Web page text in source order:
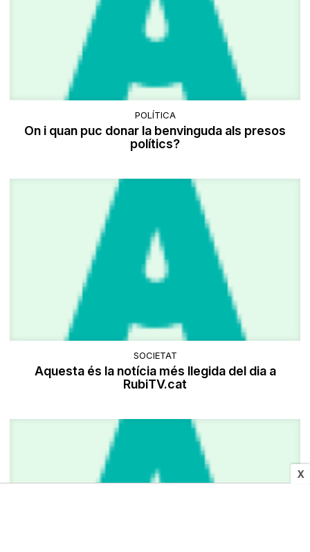
X
POLÍTICA
On i quan puc donar la benvinguda als presos
polítics?
SOCIETAT
Aquesta és la notícia més llegida del dia a
RubiTV.cat